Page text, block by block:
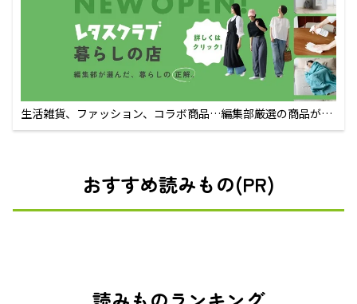
生活雑貨、ファッション、コラボ商品…編集部厳選の商品が買
えるECサイト
おすすめ読みもの(PR)